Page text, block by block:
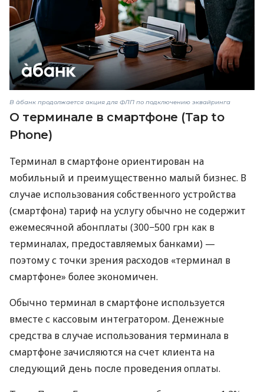
В àбанк продолжается акция для ФЛП по подключению эквайринга
О терминале в смартфоне (Tap to
Phone)
Терминал в смартфоне ориентирован на
мобильный и преимущественно малый бизнес. В
случае использования собственного устройства
(смартфона) тариф на услугу обычно не содержит
ежемесячной абонплаты (300−500 грн как в
терминалах, предоставляемых банками) —
поэтому с точки зрения расходов «терминал в
смартфоне» более экономичен.
Обычно терминал в смартфоне используется
вместе с кассовым интегратором. Денежные
средства в случае использования терминала в
смартфоне зачисляются на счет клиента на
следующий день после проведения оплаты.